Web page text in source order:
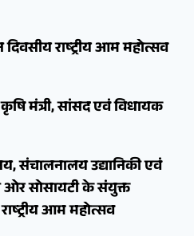
राष्ट्रीय आम महोत्सव
मंत्री, सांसद एवं विधायक
संचालनालय उद्यानिकी एवं
ओर सोसायटी के संयुक्त
आम महोत्सव